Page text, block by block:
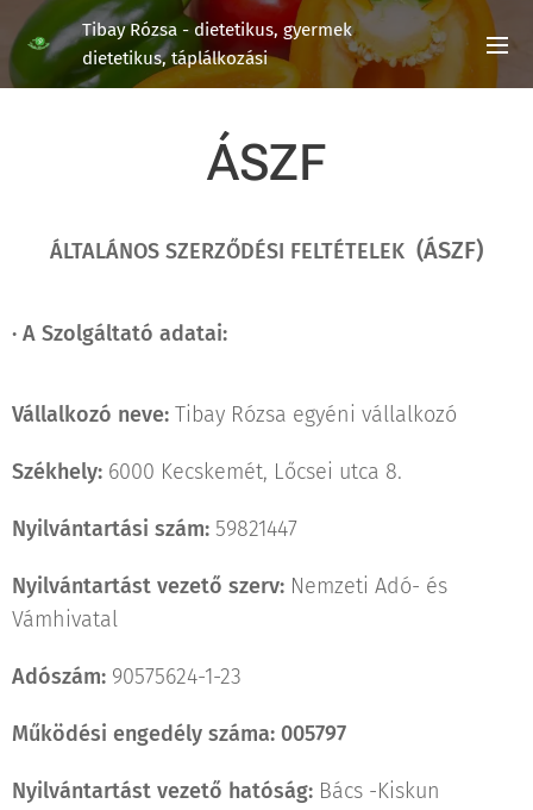
Tibay Rózsa - dietetikus, gyermek
dietetikus, táplálkozási
tanácsadás
ÁSZF
ÁLTALÁNOS SZERZŐDÉSI FELTÉTELEK (ÁSZF)
· A Szolgáltató adatai:
Vállalkozó neve: Tibay Rózsa egyéni vállalkozó
Székhely: 6000 Kecskemét, Lőcsei utca 8.
Nyilvántartási szám: 59821447
Nyilvántartást vezető szerv: Nemzeti Adó- és
Vámhivatal
Adószám: 90575624-1-23
Működési engedély száma: 005797
Nyilvántartást vezető hatóság: Bács -Kiskun